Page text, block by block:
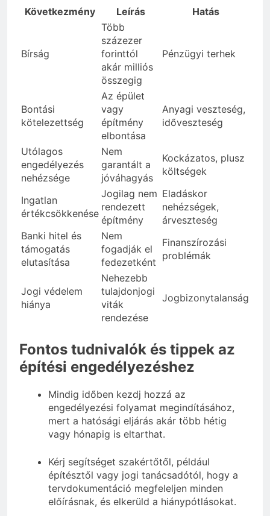
Következmény Leírás Hatás
Bírság
Több
százezer
forinttól
akár milliós
összegig
Pénzügyi terhek
Bontási
kötelezettség
Az épület
vagy
építmény
elbontása
Anyagi veszteség,
időveszteség
Utólagos
engedélyezés
nehézsége
Nem
garantált a
jóváhagyás
Kockázatos, plusz
költségek
Ingatlan
értékcsökkenése
Jogilag nem
rendezett
építmény
Eladáskor
nehézségek,
árveszteség
Banki hitel és
támogatás
elutasítása
Nem
fogadják el
fedezetként
Finanszírozási
problémák
Jogi védelem
hiánya
Nehezebb
tulajdonjogi
viták
rendezése
Jogbizonytalanság
Fontos tudnivalók és tippek az
építési engedélyezéshez
Mindig időben kezdj hozzá az
engedélyezési folyamat megindításához,
mert a hatósági eljárás akár több hétig
vagy hónapig is eltarthat.
Kérj segítséget szakértőtől, például
építésztől vagy jogi tanácsadótól, hogy a
tervdokumentáció megfeleljen minden
előírásnak, és elkerüld a hiánypótlásokat.